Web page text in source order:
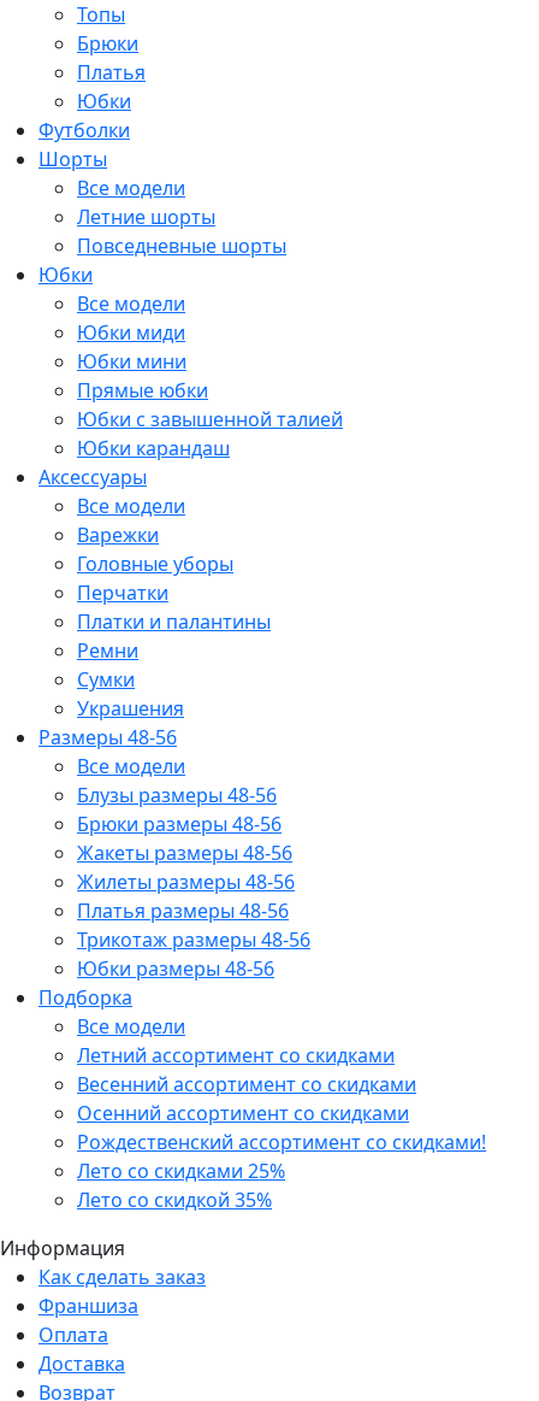
Топы
Брюки
Платья
Юбки
Футболки
Шорты
Все модели
Летние шорты
Повседневные шорты
Юбки
Все модели
Юбки миди
Юбки мини
Прямые юбки
Юбки с завышенной талией
Юбки карандаш
Аксессуары
Все модели
Варежки
Головные уборы
Перчатки
Платки и палантины
Ремни
Сумки
Украшения
Размеры 48-56
Все модели
Блузы размеры 48-56
Брюки размеры 48-56
Жакеты размеры 48-56
Жилеты размеры 48-56
Платья размеры 48-56
Трикотаж размеры 48-56
Юбки размеры 48-56
Подборка
Все модели
Летний ассортимент со скидками
Весенний ассортимент со скидками
Осенний ассортимент со скидками
Рождественский ассортимент со скидками!
Лето со скидками 25%
Лето со скидкой 35%
Информация
Как сделать заказ
Франшиза
Оплата
Доставка
Возврат